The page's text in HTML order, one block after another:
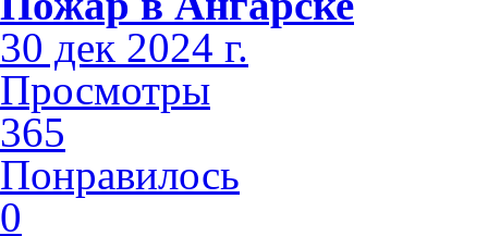
30 дек 2024 г.
Просмотры
365
Понравилось
0